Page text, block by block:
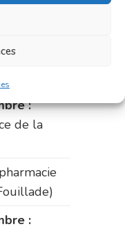
:
de la
pharmacie
: